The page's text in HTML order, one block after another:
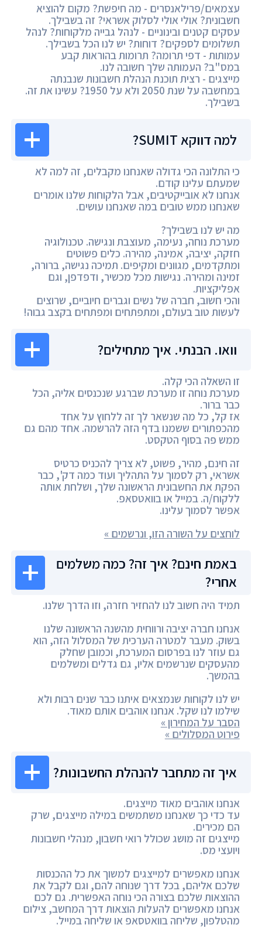
עצמאים/פרילאנסרים - מה חיפשת? מקום להוציא
חשבונית? אולי אולי לסלוק אשראי? זה בשבילך.
עסקים קטנים ובינוניים - לנהל גבייה מלקוחות? לנהל
תשלומים לספקים? דוחות? יש לנו הכל בשבילך.
עמותות - דפי תרומה? תרומות בהוראות קבע
במס"ב? העמותה שלך חשובה לנו.
מייצגים - רצית תוכנת הנהלת חשבונות שנבנתה
במחשבה על שנת 2050 ולא על 1950? עשינו את זה.
בשבילך.
למה דווקא SUMIT?
כי התלונה הכי גדולה שאנחנו מקבלים, זה למה לא
שמעתם עלינו קודם.
אנחנו לא אובייקטיבים, אבל הלקוחות שלנו אומרים
שאנחנו ממש טובים במה שאנחנו עושים.
מה יש לנו בשבילך?
מערכת נוחה, נעימה, מעוצבת ונגישה. טכנולוגיה
חזקה, יציבה, אמינה, מהירה. כלים פשוטים
ומתקדמים, מגוונים ומקיפים. תמיכה נגישה, ברורה,
זמינה ומהירה. נגישות מכל מכשיר, ודפדפן, וגם
אפליקציות.
והכי חשוב, חברה של נשים וגברים חיוביים, שרוצים
לעשות טוב בעולם, ומתפתחים ומפתחים בקצב גבוה!
וואו. הבנתי. איך מתחילים?
זו השאלה הכי קלה.
מערכת נוחה זו מערכת שברגע שנכנסים אליה, הכל
כבר ברור.
אז קל, כל מה שנשאר לך זה ללחוץ על אחד
מהכפתורים ששמנו בדף הזה להרשמה. אחד מהם גם
ממש פה בסוף הטקסט.
זה חינם, מהיר, פשוט, לא צריך להכניס כרטיס
אשראי, רק לסמוך על התהליך ועוד כמה דק', כבר
הפקת את החשבונית הראשונה שלך, ושלחת אותה
ללקוח/ה. במייל או בוואטסאפ.
אפשר לסמוך עלינו.
לוחצים על השורה הזו, ונרשמים »
באמת חינם? איך זה? כמה משלמים
אחרי?
תמיד היה חשוב לנו להחזיר חזרה, וזו הדרך שלנו.
אנחנו חברה יציבה ורווחית מהשנה הראשונה שלנו
בשוק. מעבר למטרה הערכית של המסלול הזה, הוא
גם עוזר לנו בפרסום המערכת, וכמובן שחלק
מהעסקים שנרשמים אליו, גם גדלים ומשלמים
בהמשך.
יש לנו לקוחות שנמצאים איתנו כבר שנים רבות ולא
שילמו לנו שקל. אנחנו אוהבים אותם מאוד.
הסבר על המחירון »
פירוט המסלולים »
איך זה מתחבר להנהלת החשבונות?
אנחנו אוהבים מאוד מייצגים.
עד כדי כך שאנחנו משתמשים במילה מייצגים, שרק
הם מכירים.
מייצגים זה מושג שכולל רואי חשבון, מנהלי חשבונות
ויועצי מס.
אנחנו מאפשרים למייצגים למשוך את כל ההכנסות
שלכם אליהם, בכל דרך שנוחה להם, וגם לקבל את
ההוצאות שלכם בצורה הכי נוחה האפשרית. גם לכם
אנחנו מאפשרים להעלות הוצאות דרך המחשב, צילום
מהטלפון, שליחה בוואטסאפ או שליחה במייל.